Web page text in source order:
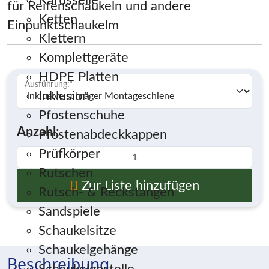
Ketten
Klettern
Komplettgeräte
HDPE Platten
Inklusion
Pfostenschuhe
Pfostenabdeckkappen
Prüfkörper
Rutschen
Rutsch- & Reckstangen
Sandspiele
Schaukelsitze
Schaukelgehänge
für Reifenschaukeln und andere
Einpunktschaukelm
Ausführung:*
Anzahl:
Zur Liste hinzufügen
Beschreibung